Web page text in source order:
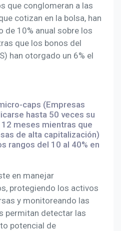
que conglomeran a las
cotizan en la bolsa, han
de 10% anual sobre los
que los bonos del
han otorgado un 6% el
caps (Empresas
hasta 50 veces su
meses mientras que
de alta capitalización)
rangos del 10 al 40% en
en manejar
protegiendo los activos
y monitoreando las
permitan detectar las
potencial de